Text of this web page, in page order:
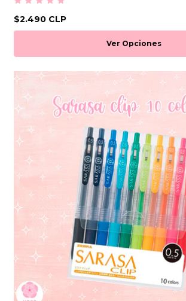
$2.490 CLP
Ver Opciones